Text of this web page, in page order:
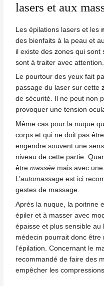
lasers et aux
Les épilations lasers et les
des bienfaits à la peau et
il existe des zones qui
sont à traiter avec attention.
Le pourtour des yeux fait
passage du laser sur cette
de sécurité. Il ne peut non
provoquer une tension
Même cas pour la nuque
corps et qui ne doit pas
engendre souvent une
niveau de cette partie.
êtremassée mais avec
L’automassage est ici
gestes de massage.
Après la nuque, la poitrine
épiler et à masser avec
épaisse et plus sensible au
médecin pourrait donc être
l’épilation. Concernant le
recommandé de faire des
empêcher les